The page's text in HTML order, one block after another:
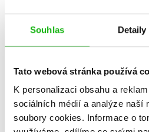
Souhlas Detaily
Tato webová stránka používá
K personalizaci obsahu a
sociálních médií a analýze naší
soubory cookies. Informace o
Elizino tajemství
279 Kč349 Kč
Do košíku